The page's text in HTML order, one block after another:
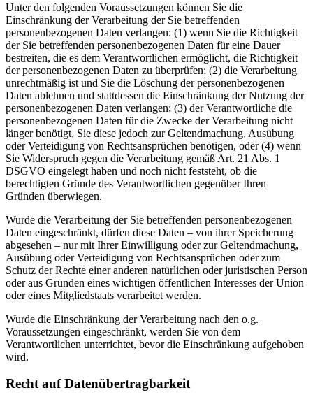
Unter den folgenden Voraussetzungen können Sie die
Einschränkung der Verarbeitung der Sie betreffenden
personenbezogenen Daten verlangen: (1) wenn Sie die Richtigkeit
der Sie betreffenden personenbezogenen Daten für eine Dauer
bestreiten, die es dem Verantwortlichen ermöglicht, die Richtigkeit
der personenbezogenen Daten zu überprüfen; (2) die Verarbeitung
unrechtmäßig ist und Sie die Löschung der personenbezogenen
Daten ablehnen und stattdessen die Einschränkung der Nutzung der
personenbezogenen Daten verlangen; (3) der Verantwortliche die
personenbezogenen Daten für die Zwecke der Verarbeitung nicht
länger benötigt, Sie diese jedoch zur Geltendmachung, Ausübung
oder Verteidigung von Rechtsansprüchen benötigen, oder (4) wenn
Sie Widerspruch gegen die Verarbeitung gemäß Art. 21 Abs. 1
DSGVO eingelegt haben und noch nicht feststeht, ob die
berechtigten Gründe des Verantwortlichen gegenüber Ihren
Gründen überwiegen.
Wurde die Verarbeitung der Sie betreffenden personenbezogenen
Daten eingeschränkt, dürfen diese Daten – von ihrer Speicherung
abgesehen – nur mit Ihrer Einwilligung oder zur Geltendmachung,
Ausübung oder Verteidigung von Rechtsansprüchen oder zum
Schutz der Rechte einer anderen natürlichen oder juristischen Person
oder aus Gründen eines wichtigen öffentlichen Interesses der Union
oder eines Mitgliedstaats verarbeitet werden.
Wurde die Einschränkung der Verarbeitung nach den o.g.
Voraussetzungen eingeschränkt, werden Sie von dem
Verantwortlichen unterrichtet, bevor die Einschränkung aufgehoben
wird.
Recht auf Datenübertragbarkeit